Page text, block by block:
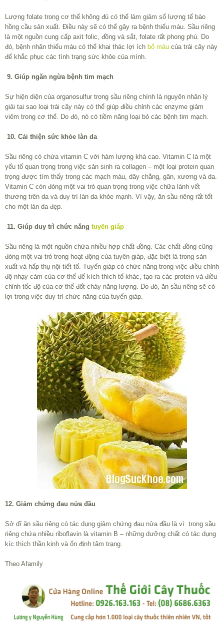
Lượng folate trong cơ thể không đủ có thể làm giảm số lượng tế bào
hồng cầu sản xuất. Điều này sẽ có thể gây ra bệnh thiếu máu. Sầu riêng
là một nguồn cung cấp axit folic, đồng và sắt, folate rất phong phú. Do
đó, bệnh nhân thiếu máu có thể khai thác lợi ích bổ máu của trái cây này
để khắc phục các tình trạng sức khỏe của mình.
9. Giúp ngăn ngừa bệnh tim mạch
Sự hiện diện của organosulfur trong sầu riêng chính là nguyên nhân lý
giải tai sao loại trái cây này có thể giúp điều chỉnh các enzyme giảm
viêm trong cơ thể. Do đó, nó có tiềm năng loại bỏ các bệnh tim mạch.
10. Cải thiện sức khỏe làn da
Sầu riêng có chứa vitamin C với hàm lượng khá cao. Vitamin C là một
yếu tố quan trọng trong việc sản sinh ra collagen – một loại protein quan
trọng được tìm thấy trong các mạch máu, dây chằng, gân, xương và da.
Vitamin C còn đóng một vai trò quan trọng trong việc chữa lành vết
thương trên da và duy trì làn da khỏe mạnh. Vì vậy, ăn sầu riêng rất tốt
cho một làn da đẹp.
11. Giúp duy trì chức năng tuyến giáp
Sầu riêng là một nguồn chứa nhiều hợp chất đồng. Các chất đồng cũng
đóng một vai trò trong hoạt động của tuyên giáp, đặc biệt là trong sản
xuất và hấp thụ nội tiết tố. Tuyến giáp có chức năng trong việc điều chỉnh
độ nhạy cảm của cơ thể để kích thích tố khác, tạo ra các protein và điều
chỉnh tốc độ của cơ thể đốt cháy năng lượng. Do đó, ăn sầu riêng sẽ có
lợi trong việc duy trì chức năng của tuyến giáp.
12. Giảm chứng đau nửa đầu
Sở dĩ ăn sầu riêng có tác dụng giảm chứng đau nửa đầu là vì trong sầu
riêng chứa nhiều riboflavin là vitamin B – những dưỡng chất có tác dụng
kíc thích thần kinh và ổn định tâm trạng.
Theo Afamily